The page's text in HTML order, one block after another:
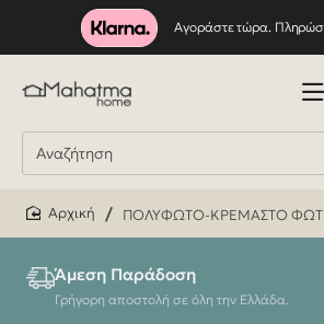
Αγοράστε τώρα.
ΠΟΛΥΦΩΤΟ-ΚΡΕΜΑΣΤΟ
Άμεση Παράδοση
Γρήγορη αποστολή σε όλη την Ελλάδα.